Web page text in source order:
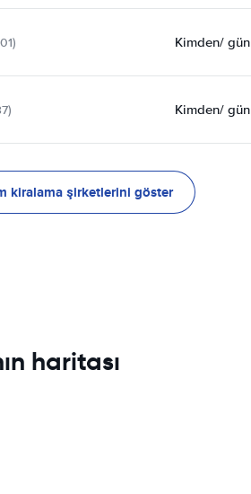
Kimden/ gün
Kimden/ gün
kiralama şirketlerini göster
haritası